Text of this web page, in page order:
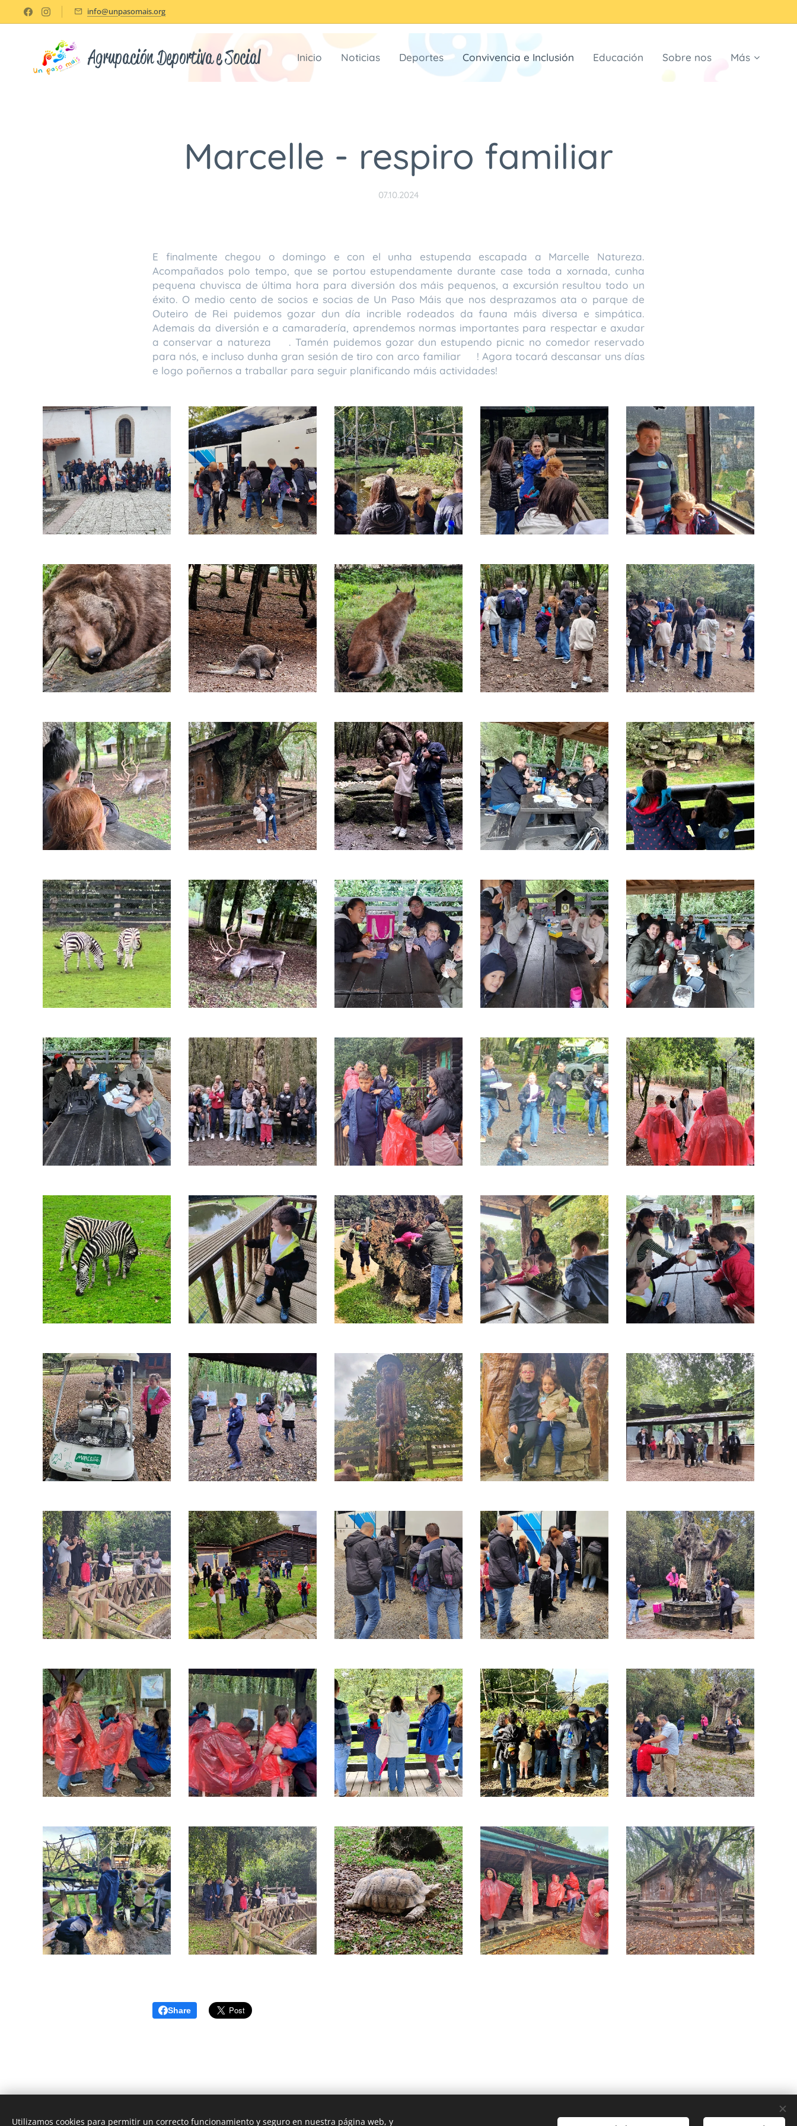
info@unpasomais.org
Agrupación Deportiva e Social Inicio Noticias Deportes Convivencia e Inclusión Educación Sobre nos Más
Marcelle - respiro familiar
07.10.2024
E finalmente chegou o domingo e con el unha estupenda escapada a Marcelle Natureza.
Acompañados polo tempo, que se portou estupendamente durante case toda a xornada, cunha
pequena chuvisca de última hora para diversión dos máis pequenos, a excursión resultou todo un
éxito. O medio cento de socios e socias de Un Paso Máis que nos desprazamos ata o parque de
Outeiro de Rei puidemos gozar dun día incrible rodeados da fauna máis diversa e simpática.
Ademais da diversión e a camaradería, aprendemos normas importantes para respectar e axudar
a conservar a natureza 🌿. Tamén puidemos gozar dun estupendo picnic no comedor reservado
para nós, e incluso dunha gran sesión de tiro con arco familiar 🎯! Agora tocará descansar uns días
e logo poñernos a traballar para seguir planificando máis actividades!
Share
Utilizamos cookies para permitir un correcto funcionamiento y seguro en nuestra página web, y